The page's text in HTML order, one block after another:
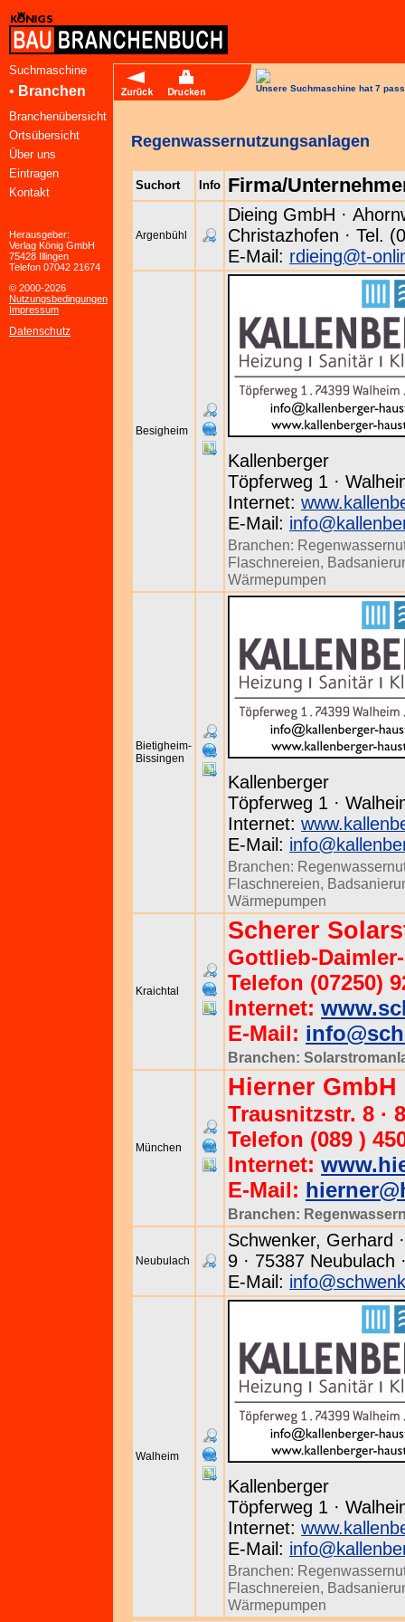
Suchmaschine
• Branchen
Branchenübersicht
Ortsübersicht
Über uns
Eintragen
Kontakt
Herausgeber:
Verlag König GmbH
75428 Illingen
Telefon 07042 21674
© 2000-2026
Nutzungsbedingungen
Impressum
Datenschutz
Unsere Suchmaschine hat 7
Regenwassernutzungsanlagen
Suchort Info Firma/
Argenbühl
Dieing GmbH ·
Christazhofen · Tel.
E-Mail: rdieing@t-
Besigheim
Kallenberger
Töpferweg 1 ·
Internet:
E-Mail:
Branchen:
Flaschnereien,
Wärmepumpen
Bietigheim-
Bissingen
Kallenberger
Töpferweg 1 ·
Internet:
E-Mail:
Branchen:
Flaschnereien,
Wärmepumpen
Kraichtal
Scherer
Gottlieb-
Telefon (07250)
Internet:
E-Mail:
Branchen:
München
Hierner GmbH
Trausnitzstr. 8 ·
Telefon (089 )
Internet:
E-Mail:
Branchen:
Neubulach
Schwenker, Gerhard
9 · 75387 Neubulach
E-Mail:
Walheim
Kallenberger
Töpferweg 1 ·
Internet:
E-Mail:
Branchen:
Flaschnereien,
Wärmepumpen